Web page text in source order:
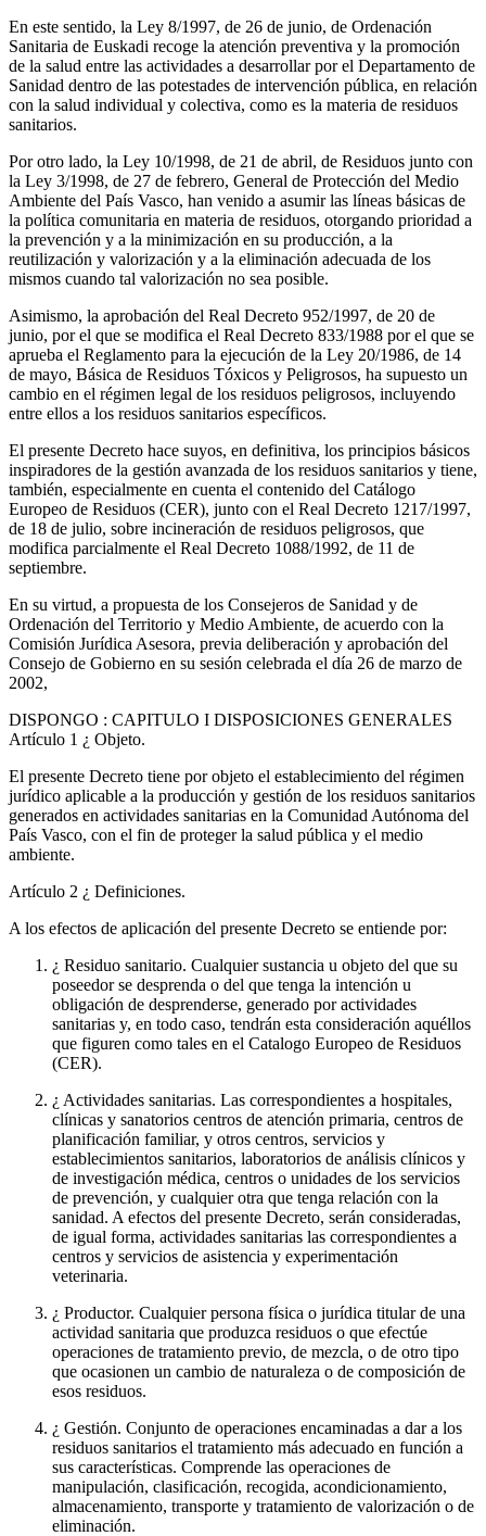
En este sentido, la Ley 8/1997, de 26 de junio, de Ordenación
Sanitaria de Euskadi recoge la atención preventiva y la promoción
de la salud entre las actividades a desarrollar por el Departamento de
Sanidad dentro de las potestades de intervención pública, en relación
con la salud individual y colectiva, como es la materia de residuos
sanitarios.
Por otro lado, la Ley 10/1998, de 21 de abril, de Residuos junto con
la Ley 3/1998, de 27 de febrero, General de Protección del Medio
Ambiente del País Vasco, han venido a asumir las líneas básicas de
la política comunitaria en materia de residuos, otorgando prioridad a
la prevención y a la minimización en su producción, a la
reutilización y valorización y a la eliminación adecuada de los
mismos cuando tal valorización no sea posible.
Asimismo, la aprobación del Real Decreto 952/1997, de 20 de
junio, por el que se modifica el Real Decreto 833/1988 por el que se
aprueba el Reglamento para la ejecución de la Ley 20/1986, de 14
de mayo, Básica de Residuos Tóxicos y Peligrosos, ha supuesto un
cambio en el régimen legal de los residuos peligrosos, incluyendo
entre ellos a los residuos sanitarios específicos.
El presente Decreto hace suyos, en definitiva, los principios básicos
inspiradores de la gestión avanzada de los residuos sanitarios y tiene,
también, especialmente en cuenta el contenido del Catálogo
Europeo de Residuos (CER), junto con el Real Decreto 1217/1997,
de 18 de julio, sobre incineración de residuos peligrosos, que
modifica parcialmente el Real Decreto 1088/1992, de 11 de
septiembre.
En su virtud, a propuesta de los Consejeros de Sanidad y de
Ordenación del Territorio y Medio Ambiente, de acuerdo con la
Comisión Jurídica Asesora, previa deliberación y aprobación del
Consejo de Gobierno en su sesión celebrada el día 26 de marzo de
2002,
DISPONGO : CAPITULO I DISPOSICIONES GENERALES
Artículo 1 ¿ Objeto.
El presente Decreto tiene por objeto el establecimiento del régimen
jurídico aplicable a la producción y gestión de los residuos sanitarios
generados en actividades sanitarias en la Comunidad Autónoma del
País Vasco, con el fin de proteger la salud pública y el medio
ambiente.
Artículo 2 ¿ Definiciones.
A los efectos de aplicación del presente Decreto se entiende por:
¿ Residuo sanitario. Cualquier sustancia u objeto del que su
poseedor se desprenda o del que tenga la intención u
obligación de desprenderse, generado por actividades
sanitarias y, en todo caso, tendrán esta consideración aquéllos
que figuren como tales en el Catalogo Europeo de Residuos
(CER).
¿ Actividades sanitarias. Las correspondientes a hospitales,
clínicas y sanatorios centros de atención primaria, centros de
planificación familiar, y otros centros, servicios y
establecimientos sanitarios, laboratorios de análisis clínicos y
de investigación médica, centros o unidades de los servicios
de prevención, y cualquier otra que tenga relación con la
sanidad. A efectos del presente Decreto, serán consideradas,
de igual forma, actividades sanitarias las correspondientes a
centros y servicios de asistencia y experimentación
veterinaria.
¿ Productor. Cualquier persona física o jurídica titular de una
actividad sanitaria que produzca residuos o que efectúe
operaciones de tratamiento previo, de mezcla, o de otro tipo
que ocasionen un cambio de naturaleza o de composición de
esos residuos.
¿ Gestión. Conjunto de operaciones encaminadas a dar a los
residuos sanitarios el tratamiento más adecuado en función a
sus características. Comprende las operaciones de
manipulación, clasificación, recogida, acondicionamiento,
almacenamiento, transporte y tratamiento de valorización o de
eliminación.